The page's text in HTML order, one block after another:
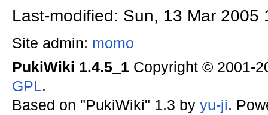
Last-modified: Sun, 13 Mar 2005
Site admin: momo
PukiWiki 1.4.5_1Copyright © 2001-
GPL.
Based on "PukiWiki" 1.3 by yu-ji.